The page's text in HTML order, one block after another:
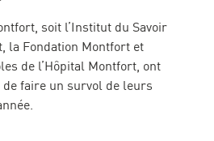
soit l’Institut du Savoir
la Fondation Montfort et
de l’Hôpital Montfort, ont
de faire un survol de leurs